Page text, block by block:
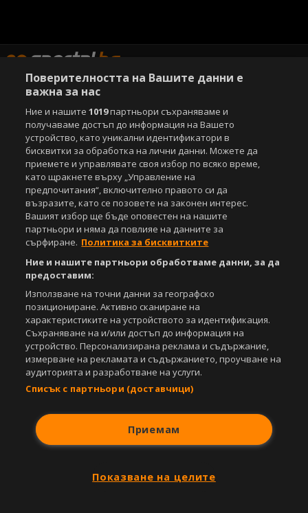
Copyright © 2007-2026 Агенция Спортал. Всички права запазени.
Този уебсайт е собственост наSportal Media Group
За нас Екип За рекламa
Общи условия
Етични правила на НСС
Лични данни
Управление на предпочитания
Съдържанието на този уеб сайт и технологиите, използвани в него, са
под закрила на Закона за авторското право и сродните му права.
Всички статии, репортажи, интервюта и други текстови, графични и
видео материали, публикувани в сайта, са собственост на Агенция
Спортал, освен ако изрично е посочено друго. Допуска се
публикуване на текстови материали само след писмено съгласие на
Агенция Спортал, посочване на източника и добавяне на линк към
www.sportal.bg. Използването на графични и видео материали,
публикувани в сайта, е строго забранено. Нарушителите ще бъдат
санкционирани с цялата строгост на закона.
СвалиБЕЗПЛАТНОТОприложение за:
Android
Поверителността на Вашите данни е
важна за нас
Ние и нашите1019партньори съхраняваме и
получаваме достъп до информация на Вашето
устройство, като уникални идентификатори в
бисквитки за обработка на лични данни. Можете да
приемете и управлявате своя избор по всяко време,
като щракнете върху „Управление на
предпочитания“, включително правото си да
възразите, като се позовете на законен интерес.
Вашият избор ще бъде оповестен на нашите
партньори и няма да повлияе на данните за
сърфиране. Политика за бисквитките
Ние и нашите партньори обработваме данни, за да
предоставим:
Използване на точни данни за географско
позициониране. Активно сканиране на
характеристиките на устройството за идентификация.
Съхраняване на и/или достъп до информация на
устройство. Персонализирана реклама и съдържание,
измерване на рекламата и съдържанието, проучване на
аудиторията и разработване на услуги.
Списък с партньори (доставчици)
Приемам
Показване на целите